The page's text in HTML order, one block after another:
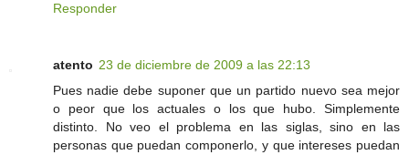
Responder
atento 23 de diciembre de 2009 a las 22:13
Pues nadie debe suponer que un partido nuevo sea mejor
o peor que los actuales o los que hubo. Simplemente
distinto. No veo el problema en las siglas, sino en las
personas que puedan componerlo, y que intereses puedan